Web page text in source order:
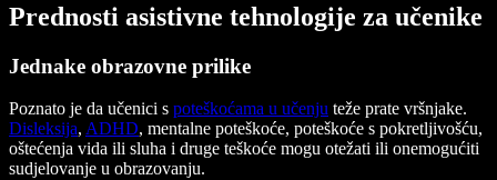
Prednosti asistivne tehnologije za učenike
Jednake obrazovne prilike
Poznato je da učenici s poteškoćama u učenju teže prate vršnjake.
Disleksija, ADHD, mentalne poteškoće, poteškoće s pokretljivošću,
oštećenja vida ili sluha i druge teškoće mogu otežati ili onemogućiti
sudjelovanje u obrazovanju.